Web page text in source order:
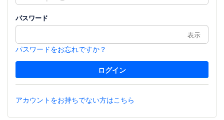
パスワード
表示
パスワードをお忘れですか？
アカウントをお持ちでない方はこちら